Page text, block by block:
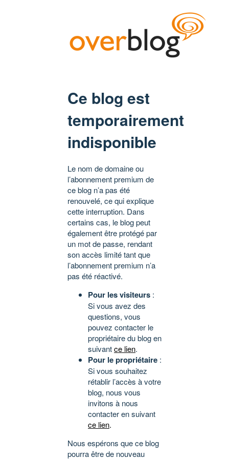
Ce blog est
temporairement
indisponible
Le nom de domaine ou
l’abonnement premium de
ce blog n’a pas été
renouvelé, ce qui explique
cette interruption. Dans
certains cas, le blog peut
également être protégé par
un mot de passe, rendant
son accès limité tant que
l’abonnement premium n’a
pas été réactivé.
Pour les visiteurs :
Si vous avez des
questions, vous
pouvez contacter le
propriétaire du blog en
suivantce lien.
Pour le propriétaire :
Si vous souhaitez
rétablir l’accès à votre
blog, nous vous
invitons à nous
contacter en suivant
ce lien.
Nous espérons que ce blog
pourra être de nouveau